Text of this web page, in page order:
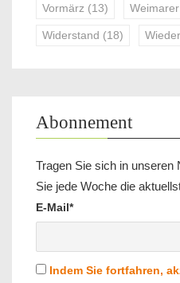
Vormärz (13)
Widerstand (18)
Abonnement
Tragen Sie sich in unseren
Sie jede Woche die
E-Mail*
Indem Sie fortfahren,